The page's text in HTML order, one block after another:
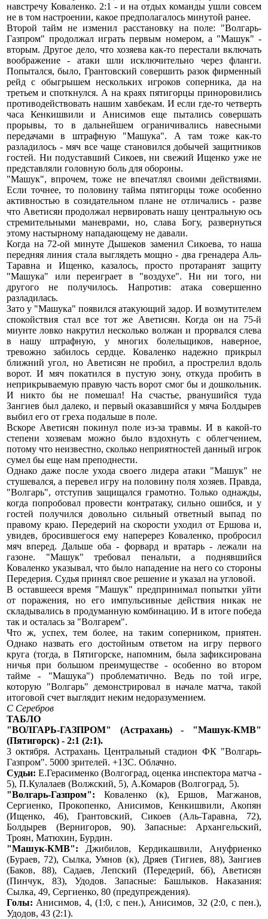
навстречу Коваленко. 2:1 - и на отдых команды ушли совсем
не в том настроении, какое предполагалось минутой ранее.
Второй тайм не изменил расстановку на поле: "Волгарь-
Газпром" продолжал играть первым номером, а "Машук" -
вторым. Другое дело, что хозяева как-то перестали включать
воображение - атаки шли исключительно через фланги.
Попытался, было, Грантовский совершить разок фирменный
рейд с обыгрышем нескольких игроков соперника, да на
третьем и споткнулся. А на краях пятигорцы приноровились
противодействовать нашим хавбекам. И если где-то четверть
часа Кенкишвили и Анисимов еще пытались совершать
прорывы, то в дальнейшем ограничивались навесными
передачами в штрафную "Машука". А там тоже как-то
разладилось - мяч все чаще становился добычей защитников
гостей. Ни подуставший Сикоев, ни свежий Ищенко уже не
представляли головную боль для обороны.
"Машук", впрочем, тоже не впечатлял своими действиями.
Если точнее, то половину тайма пятигорцы тоже особенно
активностью в созидательном плане не отличались - разве
что Аветисян продолжал нервировать нашу центральную ось
стремительными маневрами, но, слава Богу, развернуться
этому настырному нападающему не давали.
Когда на 72-ой минуте Дышеков заменил Сикоева, то наша
передняя линия стала выглядеть мощно - два гренадера Аль-
Таравна и Ищенко, казалось, просто протаранят защиту
"Машука" или переиграет в "воздухе". Ни ни того, ни
другого не получилось. Напротив: атака совершенно
разладилась.
Зато у "Машука" появился атакующий задор. И возмутителем
спокойствия стал все тот же Аветисян. Когда он на 75-й
миунте ловко накрутил несколько волжан и прорвался слева
в нашу штрафную, у многих болельщиков, наверное,
тревожно забилось сердце. Коваленко надежно прикрыл
ближний угол, но Аветисян не пробил, а прострелил вдоль
ворот. И мяч покатился в пустую зону, откуда пробить в
неприкрываемую правую часть ворот смог бы и дошкольник.
И никто бы не помешал! На счастье, рванушийся туда
Зангиев был далеко, и первый оказавшийся у мяча Болдырев
выбил его от греха подальше в поле.
Вскоре Аветисян покинул поле из-за травмы. И в какой-то
степени хозяевам можно было вздохнуть с облегчением,
потому что неизвестно, сколько неприятностей данный игрок
сумел бы еще нам преподнести.
Однако даже после ухода своего лидера атаки "Машук" не
стушевался, а перевел игру на половину поля хозяев. Правда,
"Волгарь", отступив защищался грамотно. Только однажды,
когда попробовал провести контратаку, сильно ошибся, и у
гостей получился довольно сильный ответный выпад по
правому краю. Передерий на скорости уходил от Ершова и,
увидев, бросившегося ему наперерез Коваленко, пробросил
мяч вперед. Дальше оба - форвард и вратарь - лежали на
газоне. "Машук" требовал пенальти, а поднявшийся
Коваленко указывал, что было нападение на него со стороны
Передерия. Судья принял свое решение и указал на угловой.
В оставшееся время "Машук" предпринимал попытки уйти
от поражения, но его импульсивные действия никак не
складывались в продуманную комбинацию. И в итоге победа
так и осталась за "Волгарем".
Что ж, успех, тем более, на таким соперником, приятен.
Однако назвать его достойным ответом на игру первого
круга (тогда, в Пятигорске, напомним, была зафиксирована
ничья при большом преимуществе - особенно во втором
тайме - "Машука") проблематично. Ведь по той игре,
которую "Волгарь" демонстрировал в начале матча, такой
итоговой счет выглядит неким недоразумением.
С Серебров
ТАБЛО
"ВОЛГАРЬ-ГАЗПРОМ" (Астрахань) - "Машук-КМВ"
(Пятигорск) - 2:1 (2:1).
3 октября. Астрахань. Центральный стадион ФК "Волгарь-
Газпром". 5000 зрителей. +13С. Облачно.
Судьи: Е.Герасименко (Волгоград, оценка инспектора матча -
5), П.Кулалаев (Волжский, 5), А.Комаров (Волгоград, 5).
"Волгарь-Газпром": Коваленко (к), Ершов, Магжанов,
Сергиенко, Прокопенко, Анисимов, Кенкишвили, Акопян
(Ищенко, 46), Грантовский, Сикоев (Аль-Таравна, 72),
Болдырев (Вернигоров, 90). Запасные: Архангельский,
Троян, Матюхин, Бурдин.
"Машук-КМВ": Джибилов, Кердикашвили, Ануфриенко
(Бураев, 72), Сылка, Умнов (к), Дряев (Тигиев, 88), Зангиев
(Баков, 88), Садаев, Лепский (Передерий, 66), Аветисян
(Пинчук, 83), Удодов. Запасные: Башлыков. Наказания:
Сылка, 49, Сергиенко, 80 (предупреждения).
Голы: Анисимов, 4, (1:0, с пен.), Анисимов, 32 (2:0, с пен.),
Удодов, 43 (2:1).